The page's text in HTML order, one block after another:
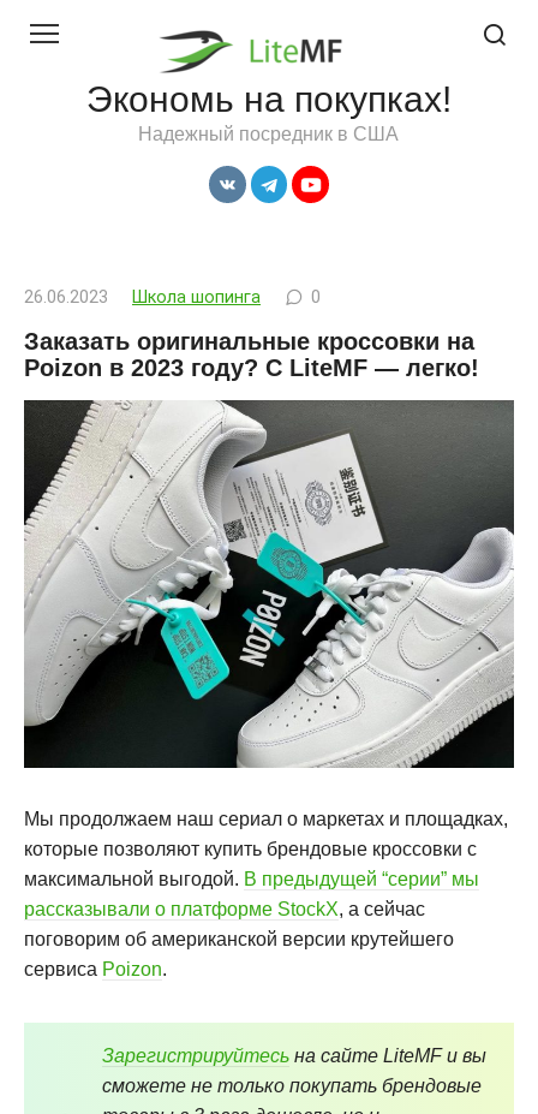
Экономь на покупках!
Надежный посредник в США
26.06.2023 Школа шопинга 0
Заказать оригинальные кроссовки на
Poizon в 2023 году? С LiteMF — легко!
Мы продолжаем наш сериал о маркетах и площадках,
которые позволяют купить брендовые кроссовки с
максимальной выгодой. В предыдущей “серии” мы
рассказывали о платформе StockX, а сейчас
поговорим об американской версии крутейшего
сервиса Poizon.
Зарегистрируйтесь на сайте LiteMF и вы
сможете не только покупать брендовые